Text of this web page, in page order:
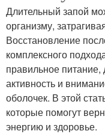
Длительный запой
организму,
Восстановление
комплексного
правильное
активность и
оболочек. В этой
которые помогут
энергию и здоровье.